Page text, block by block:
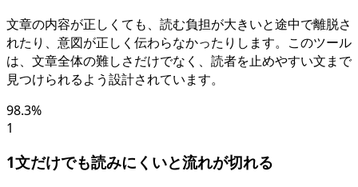
文章の内容が正しくても、読む負担が大きいと途中で離脱さ
れたり、意図が正しく伝わらなかったりします。このツール
は、文章全体の難しさだけでなく、読者を止めやすい文まで
見つけられるよう設計されています。
98.3%
1
1文だけでも読みにくいと流れが切れる